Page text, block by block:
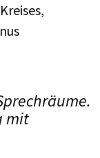
mit